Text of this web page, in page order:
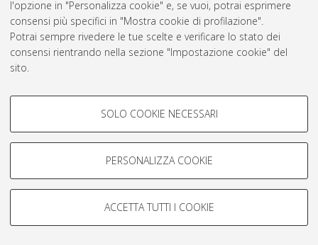
l'opzione in "Personalizza cookie" e, se vuoi, potrai esprimere
consensi più specifici in "Mostra cookie di profilazione".
Potrai sempre rivedere le tue scelte e verificare lo stato dei
consensi rientrando nella sezione "Impostazione cookie" del
sito.
COOKIE DI PROFILAZIONE -
Si tratta di cookie utilizzati per analizzare le caratteristiche della
navigazione degli utenti, creare profili in base al loro comportamento
Mostra cookie di profilazione
COOKIE TECNICI - NECESSARI
SOLO COOKIE NECESSARI
PERSONALIZZA COOKIE
ACCETTA TUTTI I COOKIE
AMS Laurea
Servizio implementato e gestito da AlmaDL
Impostazioni Cookie
© ALMA MATER STUDIORUM - Università di Bologna, 2007-2026.